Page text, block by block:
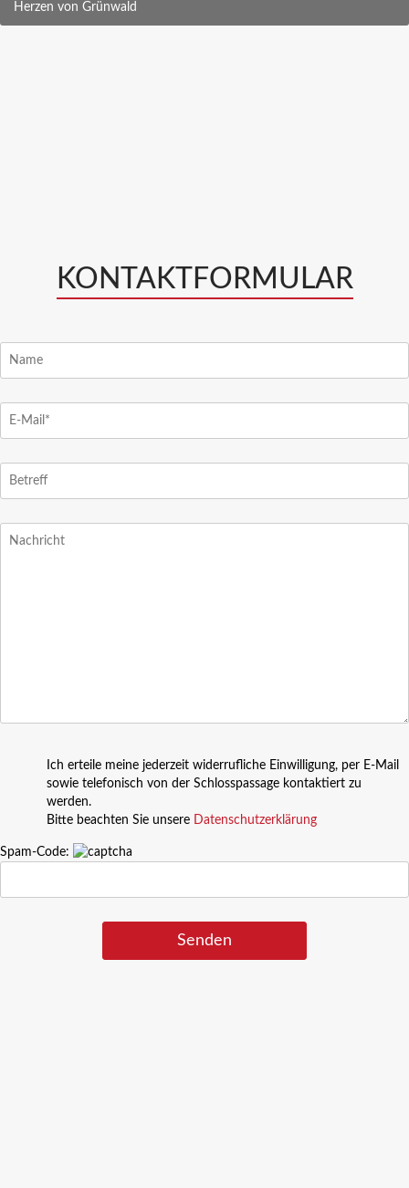
Herzen von Grünwald
KONTAKTFORMULAR
Ich erteile meine jederzeit widerrufliche Einwilligung, per E-Mail
sowie telefonisch von der Schlosspassage kontaktiert zu
werden.
Bitte beachten Sie unsere
Datenschutzerklärung
Spam-Code: